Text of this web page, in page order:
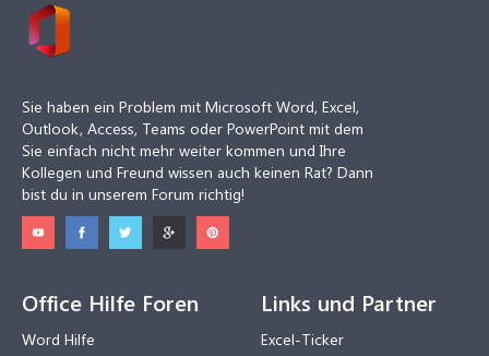
Sie haben ein Problem mit Microsoft Word, Excel,
Outlook, Access, Teams oder PowerPoint mit dem
Sie einfach nicht mehr weiter kommen und Ihre
Kollegen und Freund wissen auch keinen Rat? Dann
bist du in unserem Forum richtig!
Office Hilfe Foren
Word Hilfe
Links und Partner
Excel-Ticker